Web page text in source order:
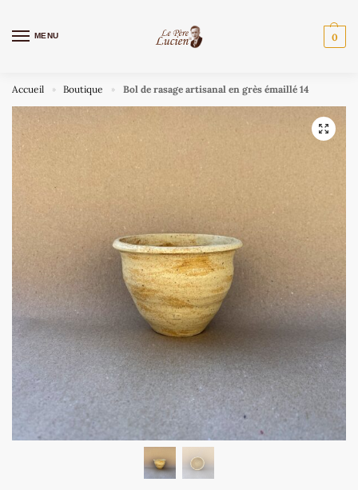
MENU 0
Accueil » Boutique » Bol de rasage artisanal en grès émaillé 14